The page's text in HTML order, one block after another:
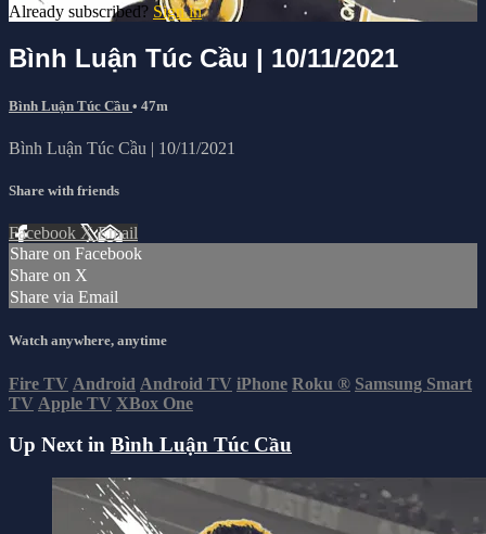
Already subscribed? Sign in
Bình Luận Túc Cầu | 10/11/2021
Bình Luận Túc Cầu • 47m
Bình Luận Túc Cầu | 10/11/2021
Share with friends
Facebook XEmail
Share on Facebook
Share on X
Share via Email
Watch anywhere, anytime
Fire TV Android Android TV iPhone Roku ® Samsung Smart
TV Apple TV XBox One
Up Next in Bình Luận Túc Cầu